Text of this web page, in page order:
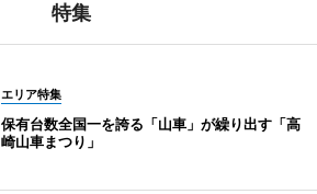
特集
エリア特集
保有台数全国一を誇る「山車」が繰り出す「高
崎山車まつり」